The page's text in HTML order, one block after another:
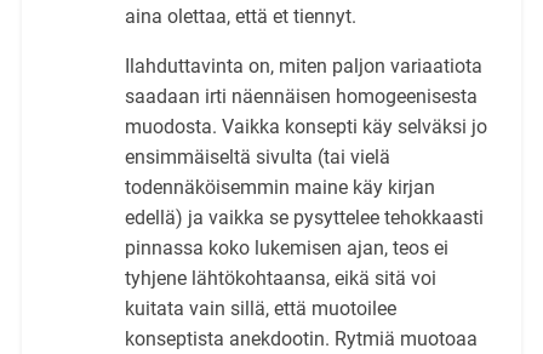
aina olettaa, että et tiennyt.
Ilahduttavinta on, miten paljon variaatiota
saadaan irti näennäisen homogeenisesta
muodosta. Vaikka konsepti käy selväksi jo
ensimmäiseltä sivulta (tai vielä
todennäköisemmin maine käy kirjan
edellä) ja vaikka se pysyttelee tehokkaasti
pinnassa koko lukemisen ajan, teos ei
tyhjene lähtökohtaansa, eikä sitä voi
kuitata vain sillä, että muotoilee
konseptista anekdootin. Rytmiä muotoaa